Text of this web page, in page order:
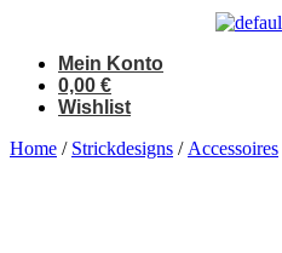
Mein Konto
0,00 €
Wishlist
Home / Strickdesigns / Accessoires